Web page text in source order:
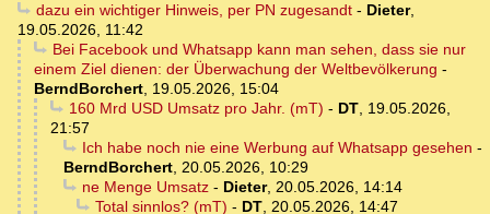
dazu ein wichtiger Hinweis, per PN zugesandt- Dieter,
19.05.2026, 11:42
Bei Facebook und Whatsapp kann man sehen, dass sie nur
einem Ziel dienen: der Überwachung der Weltbevölkerung -
BerndBorchert, 19.05.2026, 15:04
160 Mrd USD Umsatz pro Jahr. (mT) - DT, 19.05.2026,
21:57
Ich habe noch nie eine Werbung auf Whatsapp gesehen -
BerndBorchert, 20.05.2026, 10:29
ne Menge Umsatz- Dieter, 20.05.2026, 14:14
Total sinnlos? (mT) - DT, 20.05.2026, 14:47